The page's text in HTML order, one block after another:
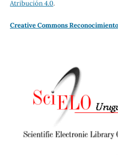
Atribución 4.0.
Creative Commons